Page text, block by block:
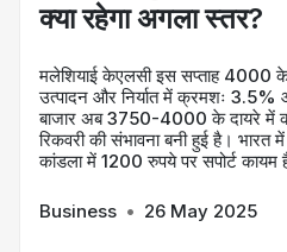
क्या रहेगा अगला स्तर?
मलेशियाई केएलसी इस सप्ताह 4000
उत्पादन और निर्यात में क्रमशः
बाजार अब 3750-4000 के दायरे में
रिकवरी की संभावना बनी हुई है। भारत
कांडला में 1200 रुपये पर सपोर्ट कायम
Business • 26 May 2025